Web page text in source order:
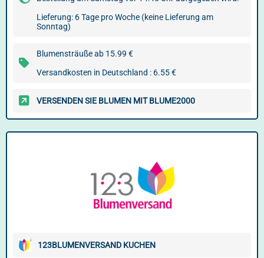
Lieferung: 6 Tage pro Woche (keine Lieferung am
Sonntag)
Blumensträuße ab 15.99 €
Versandkosten in Deutschland : 6.55 €
VERSENDEN SIE BLUMEN MIT BLUME2000
123BLUMENVERSAND KUCHEN